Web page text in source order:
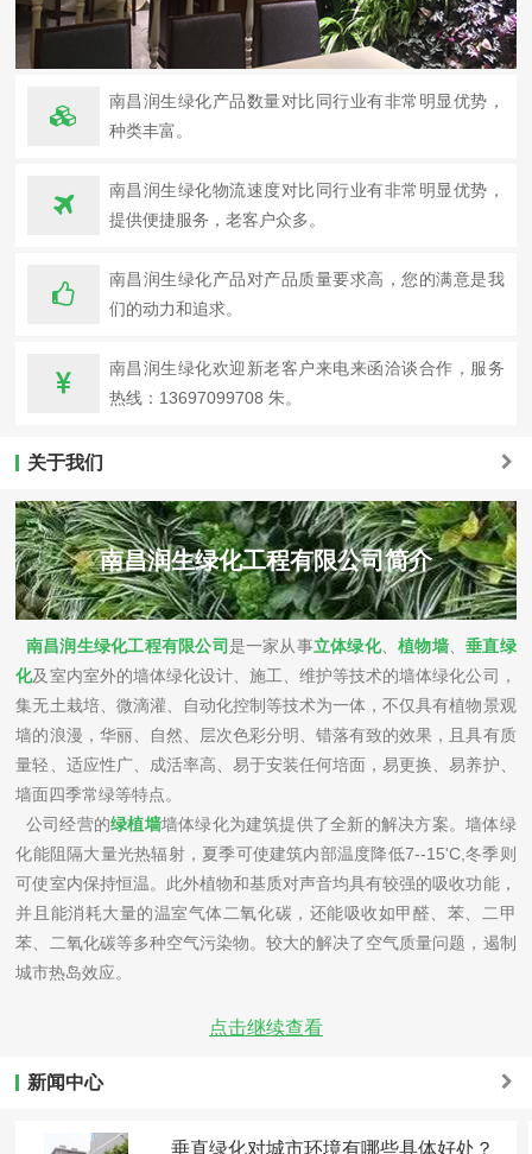
南昌润生绿化产品数量对比同行业有非常明显优势，
种类丰富。
南昌润生绿化物流速度对比同行业有非常明显优势，
提供便捷服务，老客户众多。
南昌润生绿化产品对产品质量要求高，您的满意是我
们的动力和追求。
南昌润生绿化欢迎新老客户来电来函洽谈合作，服务
热线：13697099708 朱。
关于我们
南昌润生绿化工程有限公司简介
南昌润生绿化工程有限公司 是一家从事立体绿化、植物墙、垂直绿
化及室内室外的墙体绿化设计、施工、维护等技术的墙体绿化公司，
集无土栽培、微滴灌、自动化控制等技术为一体，不仅具有植物景观
墙的浪漫，华丽、自然、层次色彩分明、错落有致的效果，且具有质
量轻、适应性广、成活率高、易于安装任何培面，易更换、易养护、
墙面四季常绿等特点。
公司经营的绿植墙墙体绿化为建筑提供了全新的解决方案。墙体绿
化能阻隔大量光热辐射，夏季可使建筑内部温度降低7--15'C,冬季则
可使室内保持恒温。此外植物和基质对声音均具有较强的吸收功能，
并且能消耗大量的温室气体二氧化碳，还能吸收如甲醛、苯、二甲
苯、二氧化碳等多种空气污染物。较大的解决了空气质量问题，遏制
城市热岛效应。
新鮮的空气是身体不可少的养料。相信润生景观，你的选择不但会提
丽清新的空间!墙上的艺术，高品味生活。
电话：13697099708 朱先生
点击继续查看
新闻中心
垂直绿化对城市环境有哪些具体好处？